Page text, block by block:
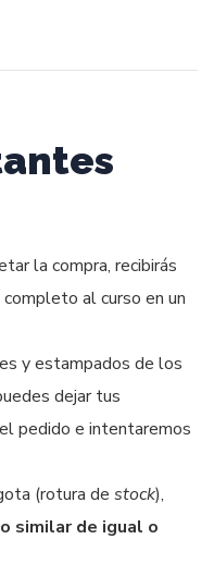
la compra, recibirás
al curso en un
y estampados de los
dejar tus
pedido e intentaremos
(rotura de stock),
similar de igual o